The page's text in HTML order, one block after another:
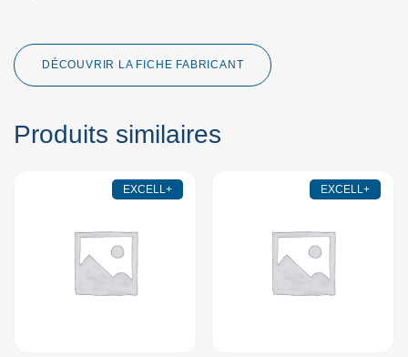
DÉCOUVRIR LA FICHE FABRICANT
Produits similaires
EXCELL+ EXCELL+